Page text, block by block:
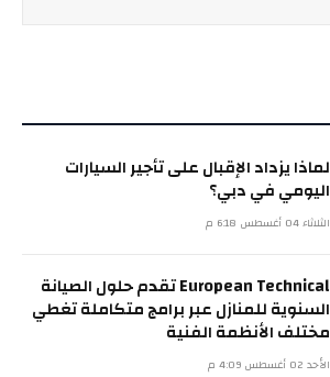
لماذا يزداد الإقبال على تأجير السيارات
اليومي في دبي؟
الثلاثاء 04 أغسطس 6:18 م
European Technical تقدم حلول الصيانة
السنوية للمنازل عبر برامج متكاملة تغطي
مختلف الأنظمة الفنية
الأحد 02 أغسطس 4:09 م